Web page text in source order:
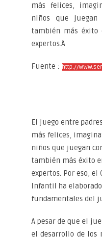
más felices,
niños que
también más éxito
expertos.Â
Fuente : http://
El juego entre
más felices,
niños que juegan
también más éxito
expertos. Por eso, el
Infantil ha
fundamentales del
A pesar de que el
el desarrollo de los